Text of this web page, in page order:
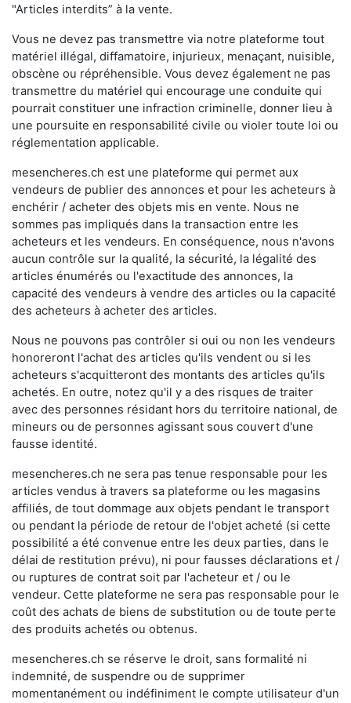
"Articles interdits” à la vente.
Vous ne devez pas transmettre via notre plateforme tout
matériel illégal, diffamatoire, injurieux, menaçant, nuisible,
obscène ou répréhensible. Vous devez également ne pas
transmettre du matériel qui encourage une conduite qui
pourrait constituer une infraction criminelle, donner lieu à
une poursuite en responsabilité civile ou violer toute loi ou
réglementation applicable.
mesencheres.ch est une plateforme qui permet aux
vendeurs de publier des annonces et pour les acheteurs à
enchérir / acheter des objets mis en vente. Nous ne
sommes pas impliqués dans la transaction entre les
acheteurs et les vendeurs. En conséquence, nous n'avons
aucun contrôle sur la qualité, la sécurité, la légalité des
articles énumérés ou l'exactitude des annonces, la
capacité des vendeurs à vendre des articles ou la capacité
des acheteurs à acheter des articles.
Nous ne pouvons pas contrôler si oui ou non les vendeurs
honoreront l'achat des articles qu'ils vendent ou si les
acheteurs s'acquitteront des montants des articles qu'ils
achetés. En outre, notez qu'il y a des risques de traiter
avec des personnes résidant hors du territoire national, de
mineurs ou de personnes agissant sous couvert d'une
fausse identité.
mesencheres.ch ne sera pas tenue responsable pour les
articles vendus à travers sa plateforme ou les magasins
affiliés, de tout dommage aux objets pendant le transport
ou pendant la période de retour de l'objet acheté (si cette
possibilité a été convenue entre les deux parties, dans le
délai de restitution prévu), ni pour fausses déclarations et /
ou ruptures de contrat soit par l'acheteur et / ou le
vendeur. Cette plateforme ne sera pas responsable pour le
coût des achats de biens de substitution ou de toute perte
des produits achetés ou obtenus.
mesencheres.ch se réserve le droit, sans formalité ni
indemnité, de suspendre ou de supprimer
momentanément ou indéfiniment le compte utilisateur d'un